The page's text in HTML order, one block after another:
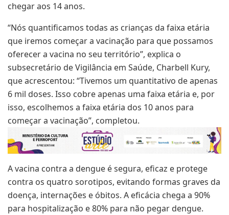
chegar aos 14 anos.
“Nós quantificamos todas as crianças da faixa etária
que iremos começar a vacinação para que possamos
oferecer a vacina no seu território”, explica o
subsecretário de Vigilância em Saúde, Charbell Kury,
que acrescentou: “Tivemos um quantitativo de apenas
6 mil doses. Isso cobre apenas uma faixa etária e, por
isso, escolhemos a faixa etária dos 10 anos para
começar a vacinação”, completou.
A vacina contra a dengue é segura, eficaz e protege
contra os quatro sorotipos, evitando formas graves da
doença, internações e óbitos. A eficácia chega a 90%
para hospitalização e 80% para não pegar dengue.